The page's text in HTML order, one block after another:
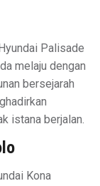
Palisade
melaju dengan
bersejarah
istana berjalan.
Kona